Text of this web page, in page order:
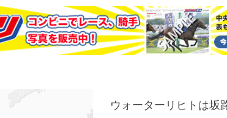
ウォーターリヒトは坂